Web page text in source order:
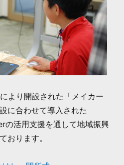
より開設された「メイカー
に合わせて導入された
の活用支援を通して地域振興
おります。